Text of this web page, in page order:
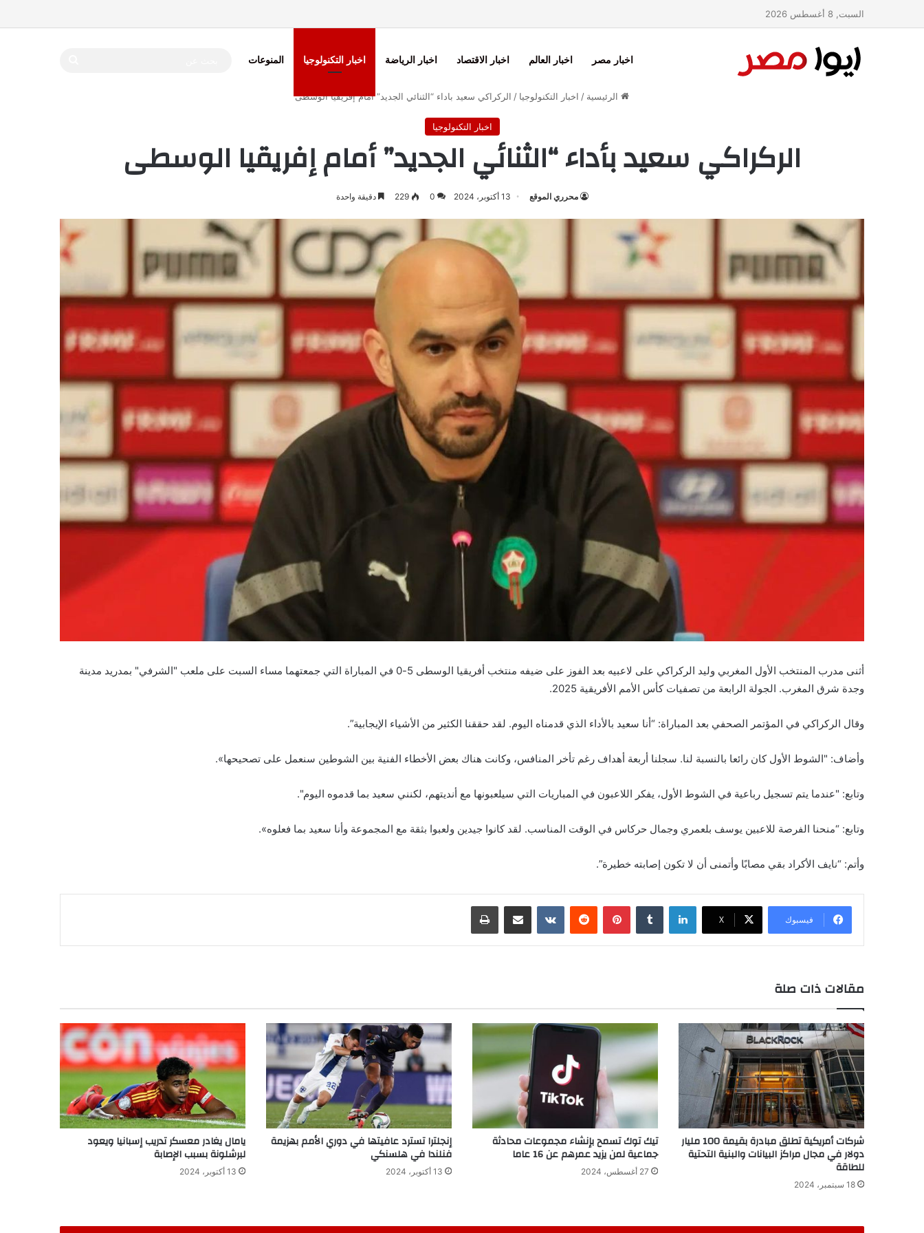
السبت, 8 أغسطس 2026
اخبار مصر اخبار العالم اخبار الاقتصاد اخبار الرياضة اخبار التكنولوجيا المنوعات
الرئيسية / اخبار التكنولوجيا / الركراكي سعيد بأداء “الثنائي الجديد” أمام إفريقيا الوسطى
اخبار التكنولوجيا
الركراكي سعيد بأداء “الثنائي الجديد” أمام إفريقيا الوسطى
محرري الموقع 13 أكتوبر، 2024 0
229 دقيقة واحدة
أثنى مدرب المنتخب الأول المغربي وليد الركراكي على لاعبيه بعد الفوز على ضيفه منتخب أفريقيا الوسطى 5-0 في المباراة التي جمعتهما مساء السبت على ملعب "الشرفي" بمدريد مدينة
وجدة شرق المغرب. الجولة الرابعة من تصفيات كأس الأمم الأفريقية 2025.
وقال الركراكي في المؤتمر الصحفي بعد المباراة: “أنا سعيد بالأداء الذي قدمناه اليوم. لقد حققنا الكثير من الأشياء الإيجابية”.
وأضاف: "الشوط الأول كان رائعا بالنسبة لنا. سجلنا أربعة أهداف رغم تأخر المنافس، وكانت هناك بعض الأخطاء الفنية بين الشوطين سنعمل على تصحيحها».
وتابع: "عندما يتم تسجيل رباعية في الشوط الأول، يفكر اللاعبون في المباريات التي سيلعبونها مع أنديتهم، لكنني سعيد بما قدموه اليوم".
وتابع: “منحنا الفرصة للاعبين يوسف بلعمري وجمال حركاس في الوقت المناسب. لقد كانوا جيدين ولعبوا بثقة مع المجموعة وأنا سعيد بما فعلوه».
وأتم: “نايف الأكراد بقي مصابًا وأتمنى أن لا تكون إصابته خطيرة”.
فيسبوك X
لينكدإن بينتيريست مشاركة عبر البريد طباعة
مقالات ذات صلة
شركات أمريكية تطلق مبادرة بقيمة 100 مليار
دولار في مجال مراكز البيانات والبنية التحتية
للطاقة
18 سبتمبر، 2024
تيك توك تسمح بإنشاء مجموعات محادثة
جماعية لمن يزيد عمرهم عن 16 عاما
27 أغسطس، 2024
إنجلترا تسترد عافيتها في دوري الأمم بهزيمة
فنلندا في هلسنكي
13 أكتوبر، 2024
يامال يغادر معسكر تدريب إسبانيا ويعود
لبرشلونة بسبب الإصابة
13 أكتوبر، 2024